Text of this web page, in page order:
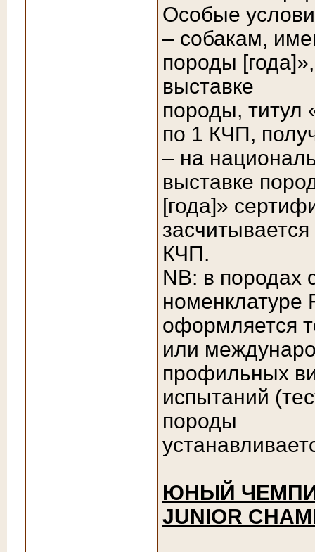
Особые
– собакам,
породы
выставке
породы,
по 1 КЧП,
– на
выставке
[года]»
КЧП.
NB: в породах
номенклатуре
оформляется
или
профильных
испытаний
породы
ЮНЫЙ
JUNIOR